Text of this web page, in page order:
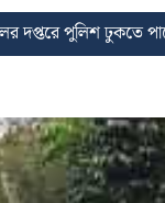
ঢুকতে পারে না - জন